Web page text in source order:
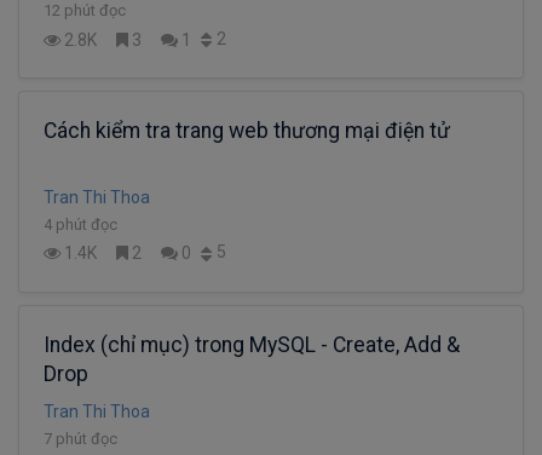
12 phút đọc
2.8K 3 1 2
Cách kiểm tra trang web thương mại điện tử
Tran Thi Thoa
4 phút đọc
1.4K 2 0 5
Index (chỉ mục) trong MySQL - Create, Add &
Drop
Tran Thi Thoa
7 phút đọc